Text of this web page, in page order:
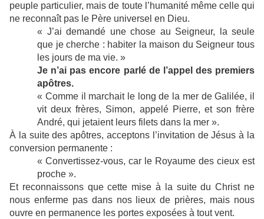
peuple particulier, mais de toute l’humanité même celle qui
ne reconnaît pas le Père universel en Dieu.
« J’ai demandé une chose au Seigneur, la seule
que je cherche : habiter la maison du Seigneur tous
les jours de ma vie. »
Je n’ai pas encore parlé de l’appel des premiers
apôtres.
« Comme il marchait le long de la mer de Galilée, il
vit deux frères, Simon, appelé Pierre, et son frère
André, qui jetaient leurs filets dans la mer ».
À la suite des apôtres, acceptons l’invitation de Jésus à la
conversion permanente :
« Convertissez-vous, car le Royaume des cieux est
proche ».
Et reconnaissons que cette mise à la suite du Christ ne
nous enferme pas dans nos lieux de prières, mais nous
ouvre en permanence les portes exposées à tout vent.